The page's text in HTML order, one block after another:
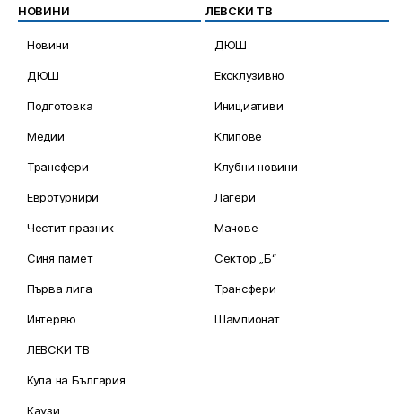
НОВИНИ
Новини
ДЮШ
Подготовка
Медии
Трансфери
Евротурнири
Честит празник
Синя памет
Първа лига
Интервю
ЛЕВСКИ ТВ
Купа на България
Каузи
ЛЕВСКИ ТВ
ДЮШ
Ексклузивно
Инициативи
Клипове
Клубни новини
Лагери
Мачове
Сектор „Б“
Трансфери
Шампионат